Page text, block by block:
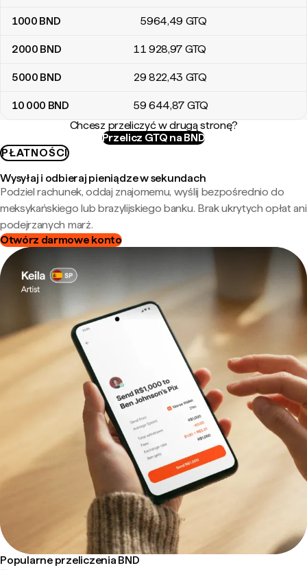
1000 BND 5964,49 GTQ
2000 BND 11 928,97 GTQ
5000 BND 29 822,43 GTQ
10 000 BND 59 644,87 GTQ
Chcesz przeliczyć w drugą stronę?
Przelicz GTQ na BND
PŁATNOŚCI
Wysyłaj i odbieraj pieniądze w sekundach
Podziel rachunek, oddaj znajomemu, wyślij bezpośrednio do
meksykańskiego lub brazylijskiego banku. Brak ukrytych opłat ani
podejrzanych marż.
Otwórz darmowe konto
Popularne przeliczenia BND